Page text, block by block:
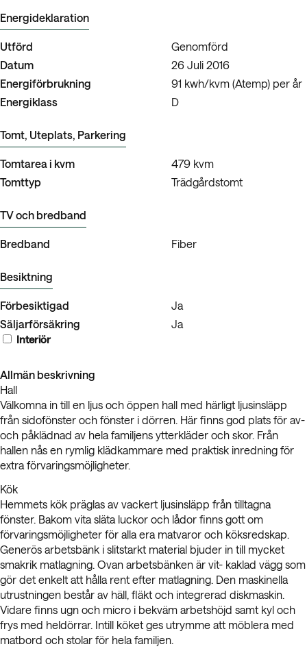
Energideklaration
Utförd
Genomförd
Datum
26 Juli 2016
Energiförbrukning
91 kwh/kvm (Atemp) per år
Energiklass
D
Tomt, Uteplats, Parkering
Tomtarea i kvm
479 kvm
Tomttyp
Trädgårdstomt
TV och bredband
Bredband Fiber
Besiktning
Förbesiktigad
Ja
Säljarförsäkring
Ja
Interiör
Allmän beskrivning
Hall
Välkomna in till en ljus och öppen hall med härligt ljusinsläpp
från sidofönster och fönster i dörren. Här finns god plats för av-
och påklädnad av hela familjens ytterkläder och skor. Från
hallen nås en rymlig klädkammare med praktisk inredning för
extra förvaringsmöjligheter.
Kök
Hemmets kök präglas av vackert ljusinsläpp från tilltagna
fönster. Bakom vita släta luckor och lådor finns gott om
förvaringsmöjligheter för alla era matvaror och köksredskap.
Generös arbetsbänk i slitstarkt material bjuder in till mycket
smakrik matlagning. Ovan arbetsbänken är vit- kaklad vägg som
gör det enkelt att hålla rent efter matlagning. Den maskinella
utrustningen består av häll, fläkt och integrerad diskmaskin.
Vidare finns ugn och micro i bekväm arbetshöjd samt kyl och
frys med heldörrar. Intill köket ges utrymme att möblera med
matbord och stolar för hela familjen.